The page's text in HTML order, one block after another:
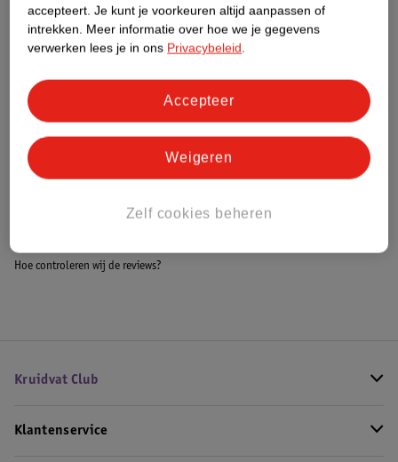
Dit product heeft (nog) geen Nature
Impact Score.
Meer informatie
Bestel & Bezorginformatie
Bekijk ook
Ella's Kitchen Alle Babytussendoortjes
Hoe controleren wij de reviews?
Kruidvat Club
Klantenservice
accepteert. Je kunt je voorkeuren altijd aanpassen of
intrekken. Meer informatie over hoe we je gegevens
verwerken lees je in ons Privacybeleid.
Zelf cookies beheren
Weigeren
Accepteer